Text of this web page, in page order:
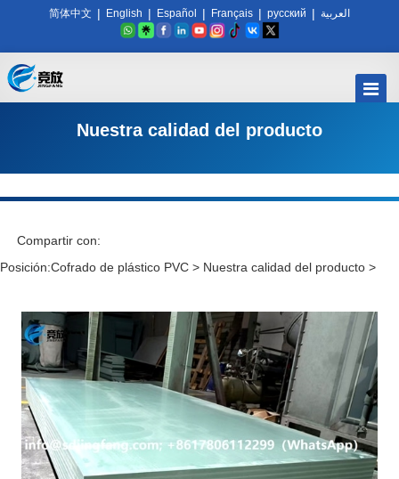
简体中文 | English | Español | Français | русский | العربية
Nuestra calidad del producto
Compartir con:
Posición:Cofrado de plástico PVC > Nuestra calidad del producto >